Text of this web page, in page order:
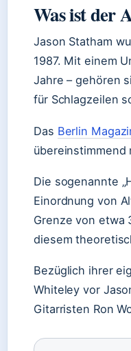
Was ist der
Jason Statham
1987. Mit einem
Jahre – gehören
für Schlagzeilen
Das Berlin
übereinstimmend
Die sogenannte
Einordnung von
Grenze von etwa
diesem
Bezüglich ihrer
Whiteley vor
Gitarristen Ron